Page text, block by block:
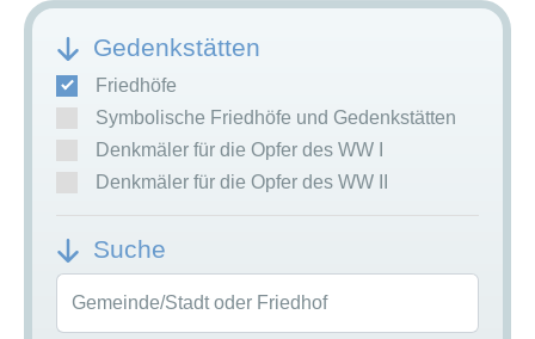
Gedenkstätten
Friedhöfe
Symbolische Friedhöfe und Gedenkstätten
Denkmäler für die Opfer des WW I
Denkmäler für die Opfer des WW II
Suche
Gemeinde/Stadt oder Friedhof